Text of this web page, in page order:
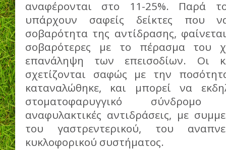
αναφέρονται στο 11-25%. Παρά
υπάρχουν σαφείς δείκτες που
σοβαρότητα της αντίδρασης,
σοβαρότερες με το πέρασμα του
επανάληψη των επεισοδίων. Οι
σχετίζονται σαφώς με την
καταναλώθηκε, και μπορεί να
στοματοφαρυγγικό
αναφυλακτικές αντιδράσεις, με
του γαστρεντερικού, του
κυκλοφορικού συστήματος.